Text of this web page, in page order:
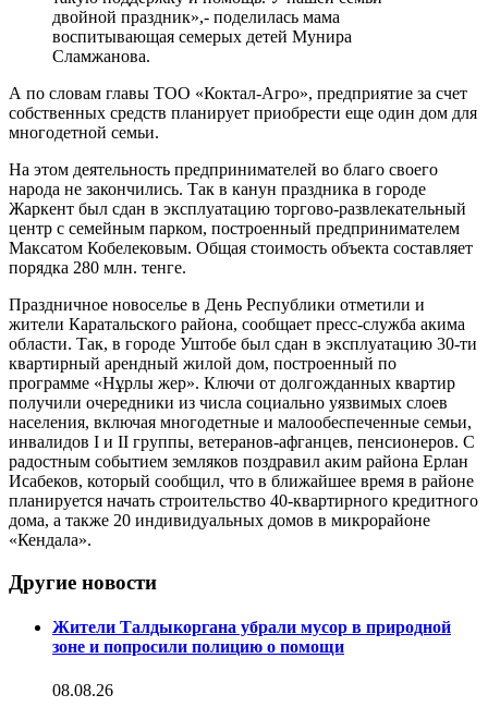
двойной праздник»,- поделилась мама
воспитывающая семерых детей Мунира
Сламжанова.
А по словам главы ТОО «Коктал-Агро», предприятие за счет
собственных средств планирует приобрести еще один дом для
многодетной семьи.
На этом деятельность предпринимателей во благо своего
народа не закончились. Так в канун праздника в городе
Жаркент был сдан в эксплуатацию торгово-развлекательный
центр с семейным парком, построенный предпринимателем
Максатом Кобелековым. Общая стоимость объекта составляет
порядка 280 млн. тенге.
Праздничное новоселье в День Республики отметили и
жители Каратальского района, сообщает пресс-служба акима
области. Так, в городе Уштобе был сдан в эксплуатацию 30-ти
квартирный арендный жилой дом, построенный по
программе «Нұрлы жер». Ключи от долгожданных квартир
получили очередники из числа социально уязвимых слоев
населения, включая многодетные и малообеспеченные семьи,
инвалидов І и ІІ группы, ветеранов-афганцев, пенсионеров. С
радостным событием земляков поздравил аким района Ерлан
Исабеков, который сообщил, что в ближайшее время в районе
планируется начать строительство 40-квартирного кредитного
дома, а также 20 индивидуальных домов в микрорайоне
«Кендала».
Другие новости
Жители Талдыкоргана убрали мусор в природной
зоне и попросили полицию о помощи
08.08.26